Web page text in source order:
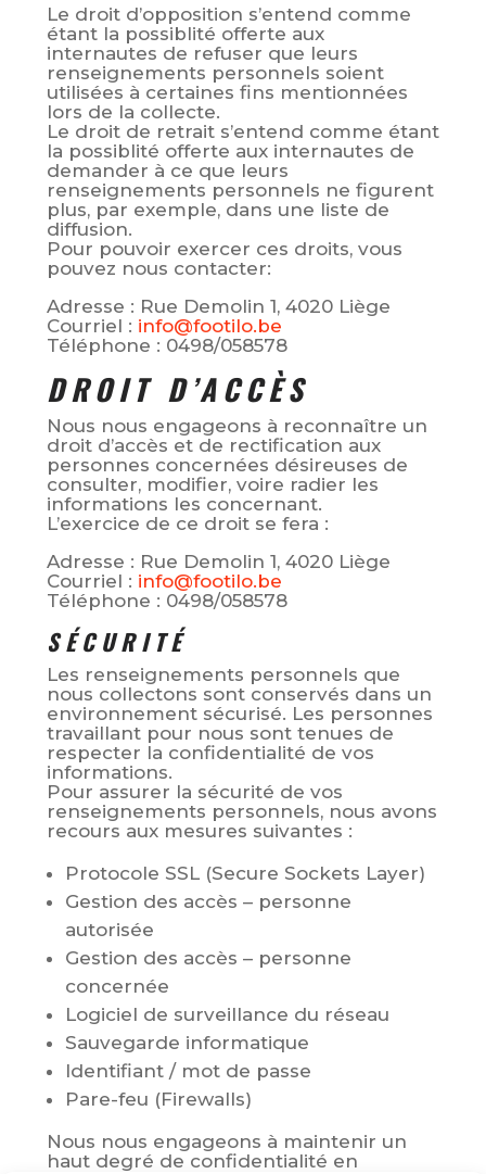
Le droit d’opposition s’entend comme
étant la possiblité offerte aux
internautes de refuser que leurs
renseignements personnels soient
utilisées à certaines fins mentionnées
lors de la collecte.
Le droit de retrait s’entend comme étant
la possiblité offerte aux internautes de
demander à ce que leurs
renseignements personnels ne figurent
plus, par exemple, dans une liste de
diffusion.
Pour pouvoir exercer ces droits, vous
pouvez nous contacter:
Adresse : Rue Demolin 1, 4020 Liège
Courriel : info@footilo.be
Téléphone : 0498/058578
DROIT D’ACCÈS
Nous nous engageons à reconnaître un
droit d’accès et de rectification aux
personnes concernées désireuses de
consulter, modifier, voire radier les
informations les concernant.
L’exercice de ce droit se fera :
Adresse : Rue Demolin 1, 4020 Liège
Courriel : info@footilo.be
Téléphone : 0498/058578
SÉCURITÉ
Les renseignements personnels que
nous collectons sont conservés dans un
environnement sécurisé. Les personnes
travaillant pour nous sont tenues de
respecter la confidentialité de vos
informations.
Pour assurer la sécurité de vos
renseignements personnels, nous avons
recours aux mesures suivantes :
Protocole SSL (Secure Sockets Layer)
Gestion des accès – personne
autorisée
Gestion des accès – personne
concernée
Logiciel de surveillance du réseau
Sauvegarde informatique
Identifiant / mot de passe
Pare-feu (Firewalls)
Nous nous engageons à maintenir un
haut degré de confidentialité en